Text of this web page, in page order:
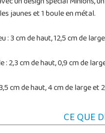
jaunes et 1 boule en métal.
3 cm de haut, 12,5 cm de
2,3 cm de haut, 0,9 cm de
cm de haut, 4 cm de large et
CE QUE